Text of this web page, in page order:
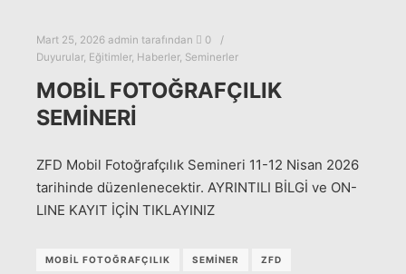
Mart 25, 2026 admin tarafından
0
Duyurular, Eğitimler, Haberler, Seminerler
MOBİL FOTOĞRAFÇILIK
SEMİNERİ
ZFD Mobil Fotoğrafçılık Semineri 11-12 Nisan 2026
tarihinde düzenlenecektir. AYRINTILI BİLGİ ve ON-
LINE KAYIT İÇİN TIKLAYINIZ
MOBİL FOTOĞRAFÇILIK SEMİNER ZFD